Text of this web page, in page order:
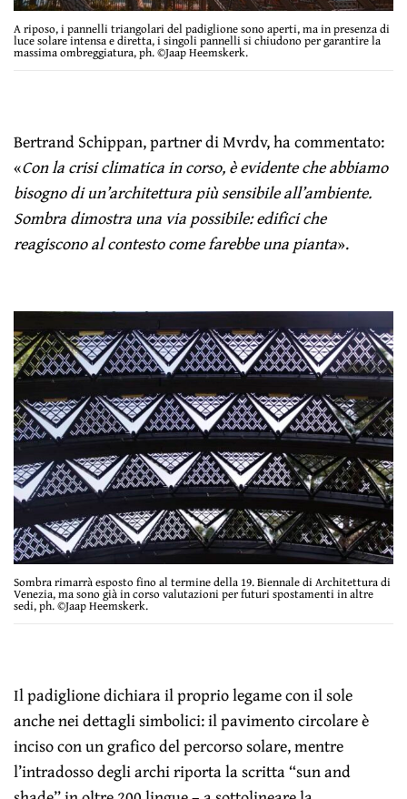
A riposo, i pannelli triangolari del padiglione sono aperti, ma in presenza di
luce solare intensa e diretta, i singoli pannelli si chiudono per garantire la
massima ombreggiatura, ph. ©Jaap Heemskerk.
Bertrand Schippan, partner di Mvrdv, ha commentato:
«Con la crisi climatica in corso, è evidente che abbiamo
bisogno di un’architettura più sensibile all’ambiente.
Sombra dimostra una via possibile: edifici che
reagiscono al contesto come farebbe una pianta».
Sombra rimarrà esposto fino al termine della 19. Biennale di Architettura di
Venezia, ma sono già in corso valutazioni per futuri spostamenti in altre
sedi, ph. ©Jaap Heemskerk.
Il padiglione dichiara il proprio legame con il sole
anche nei dettagli simbolici: il pavimento circolare è
inciso con un grafico del percorso solare, mentre
l’intradosso degli archi riporta la scritta “sun and